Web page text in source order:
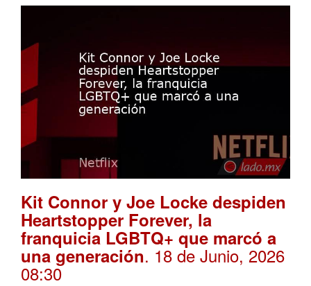
Kit Connor y Joe Locke despiden
Heartstopper Forever, la
franquicia LGBTQ+ que marcó a
una generación. 18 de Junio, 2026
08:30